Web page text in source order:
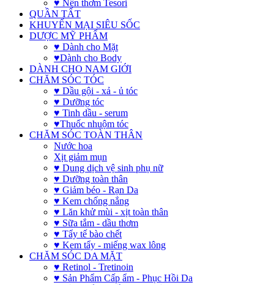
♥ Nến thơm Tesori
QUẦN TẤT
KHUYẾN MẠI SIÊU SỐC
DƯỢC MỸ PHẨM
♥ Dành cho Mặt
♥Dành cho Body
DÀNH CHO NAM GIỚI
CHĂM SÓC TÓC
♥ Dầu gội - xả - ủ tóc
♥ Dưỡng tóc
♥ Tinh dầu - serum
♥Thuốc nhuộm tóc
CHĂM SÓC TOÀN THÂN
Nước hoa
Xịt giảm mụn
♥ Dung dịch vệ sinh phụ nữ
♥ Dưỡng toàn thân
♥ Giảm béo - Rạn Da
♥ Kem chống nắng
♥ Lăn khử mùi - xịt toàn thân
♥ Sữa tắm - dầu thơm
♥ Tẩy tế bào chết
♥ Kem tẩy - miếng wax lông
CHĂM SÓC DA MẶT
♥ Retinol - Tretinoin
♥ Sản Phẩm Cấp ẩm - Phục Hồi Da